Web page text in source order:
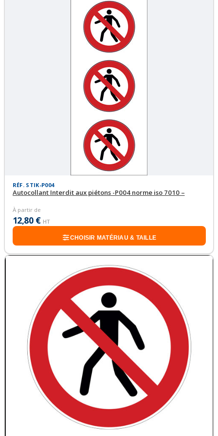
RÉF. STIK-P004
Autocollant Interdit aux piétons -P004 norme iso 7010 –
À partir de
12,80 € HT
CHOISIR MATÉRIAU & TAILLE